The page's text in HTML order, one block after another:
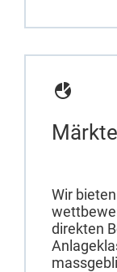
Märkte
Wir
direkten